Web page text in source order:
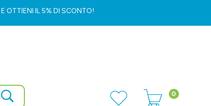
OTTIENI IL 5% DI SCONTO!
0